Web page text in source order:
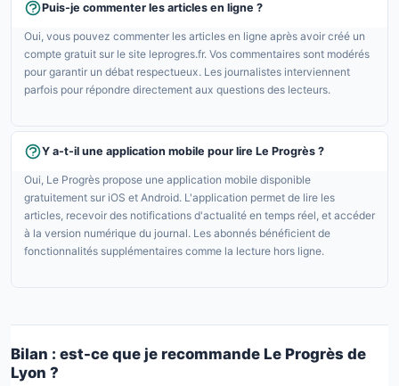
Puis-je commenter les articles en ligne ?
Oui, vous pouvez commenter les articles en ligne après avoir créé un
compte gratuit sur le site leprogres.fr. Vos commentaires sont modérés
pour garantir un débat respectueux. Les journalistes interviennent
parfois pour répondre directement aux questions des lecteurs.
Y a-t-il une application mobile pour lire Le Progrès ?
Oui, Le Progrès propose une application mobile disponible
gratuitement sur iOS et Android. L'application permet de lire les
articles, recevoir des notifications d'actualité en temps réel, et accéder
à la version numérique du journal. Les abonnés bénéficient de
fonctionnalités supplémentaires comme la lecture hors ligne.
Bilan : est-ce que je recommande Le Progrès de
Lyon ?